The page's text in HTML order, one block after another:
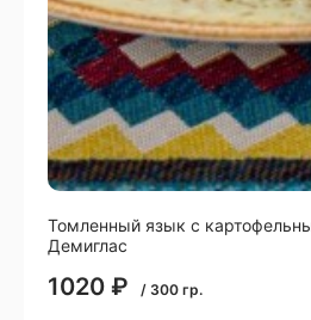
Томленный язык с
Демиглас
1020 ₽ / 300 гр.